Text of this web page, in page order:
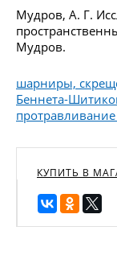
Мудров, А. Г.
Мудров.
шарниры,
Беннета-
КУПИТЬ В